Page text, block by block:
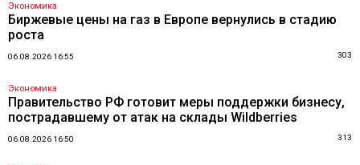
Экономика
Биржевые цены на газ в Европе вернулись в стадию
роста
06.08.2026 16:55 303
Экономика
Правительство РФ готовит меры поддержки бизнесу,
пострадавшему от атак на склады Wildberries
06.08.2026 16:50 313